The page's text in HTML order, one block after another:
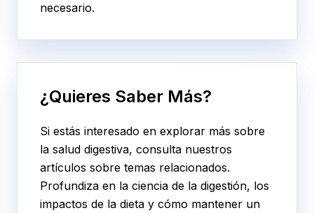
necesario.
¿Quieres Saber Más?
Si estás interesado en explorar más sobre
la salud digestiva, consulta nuestros
artículos sobre temas relacionados.
Profundiza en la ciencia de la digestión, los
impactos de la dieta y cómo mantener un